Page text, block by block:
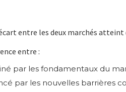
entre les deux marchés
entre :
par les fondamentaux du
par les nouvelles barrières